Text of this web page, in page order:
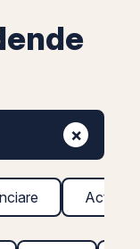
×
Acțiuni